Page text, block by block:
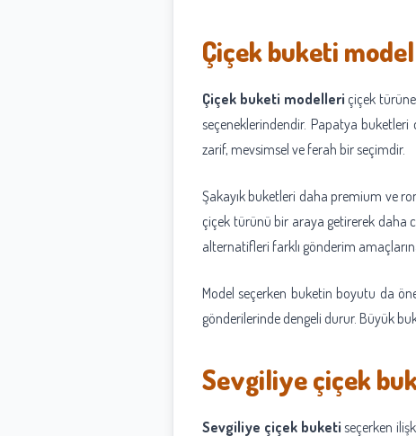
Çiçek buketi
Çiçek buketi modelleri çiçek
seçeneklerindendir. Papatya
zarif, mevsimsel ve ferah bir seçimdir.
Şakayık buketleri daha premium ve
çiçek türünü bir araya getirerek daha
alternatifleri farklı gönderim
Model seçerken buketin boyutu da
gönderilerinde dengeli durur. Büyük
Sevgiliye çiçek
Sevgiliye çiçek buketi seçerken